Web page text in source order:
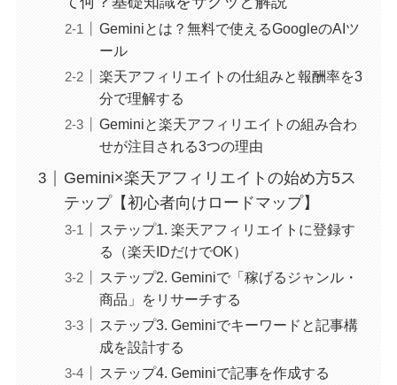
Geminiとは？無料で使えるGoogleのAIツ
ール
楽天アフィリエイトの仕組みと報酬率を3
分で理解する
Geminiと楽天アフィリエイトの組み合わ
せが注目される3つの理由
Gemini×楽天アフィリエイトの始め方5ス
テップ【初心者向けロードマップ】
ステップ1. 楽天アフィリエイトに登録す
る（楽天IDだけでOK）
ステップ2. Geminiで「稼げるジャンル・
商品」をリサーチする
ステップ3. Geminiでキーワードと記事構
成を設計する
ステップ4. Geminiで記事を作成する